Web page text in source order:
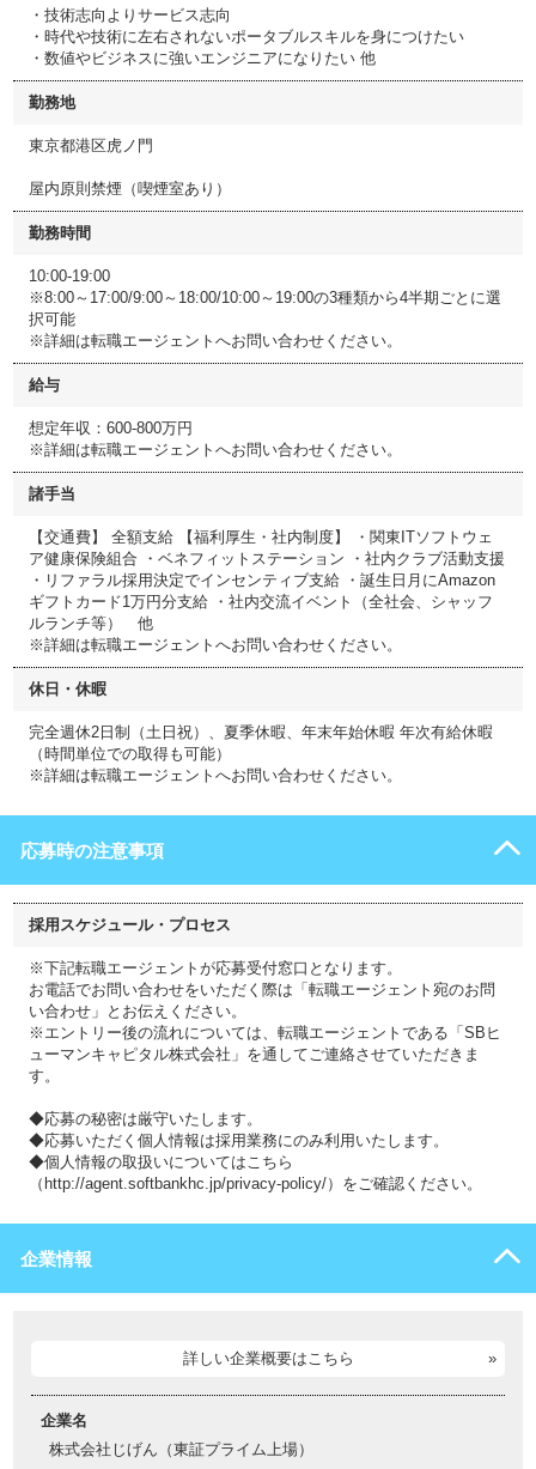
・技術志向よりサービス志向
・時代や技術に左右されないポータブルスキルを身につけたい
・数値やビジネスに強いエンジニアになりたい 他
勤務地
東京都港区虎ノ門
屋内原則禁煙（喫煙室あり）
勤務時間
10:00-19:00
※8:00～17:00/9:00～18:00/10:00～19:00の3種類から4半期ごとに選
択可能
※詳細は転職エージェントへお問い合わせください。
給与
想定年収：600-800万円
※詳細は転職エージェントへお問い合わせください。
諸手当
【交通費】 全額支給 【福利厚生・社内制度】 ・関東ITソフトウェ
ア健康保険組合 ・ベネフィットステーション ・社内クラブ活動支援
・リファラル採用決定でインセンティブ支給 ・誕生日月にAmazon
ギフトカード1万円分支給 ・社内交流イベント（全社会、シャッフ
ルランチ等） 他
※詳細は転職エージェントへお問い合わせください。
休日・休暇
完全週休2日制（土日祝）、夏季休暇、年末年始休暇 年次有給休暇
（時間単位での取得も可能）
※詳細は転職エージェントへお問い合わせください。
応募時の注意事項
採用スケジュール・プロセス
※下記転職エージェントが応募受付窓口となります。
お電話でお問い合わせをいただく際は「転職エージェント宛のお問
い合わせ」とお伝えください。
※エントリー後の流れについては、転職エージェントである「SBヒ
ューマンキャピタル株式会社」を通してご連絡させていただきま
す。
◆応募の秘密は厳守いたします。
◆応募いただく個人情報は採用業務にのみ利用いたします。
◆個人情報の取扱いについてはこちら
（http://agent.softbankhc.jp/privacy-policy/）をご確認ください。
企業情報
詳しい企業概要はこちら
企業名
株式会社じげん（東証プライム上場）